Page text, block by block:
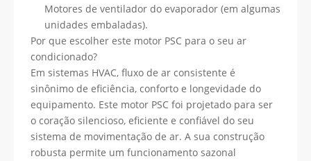
Motores de ventilador do evaporador (em algumas
unidades embaladas).
Por que escolher este motor PSC para o seu ar
condicionado?
Em sistemas HVAC, fluxo de ar consistente é
sinônimo de eficiência, conforto e longevidade do
equipamento. Este motor PSC foi projetado para ser
o coração silencioso, eficiente e confiável do seu
sistema de movimentação de ar. A sua construção
robusta permite um funcionamento sazonal